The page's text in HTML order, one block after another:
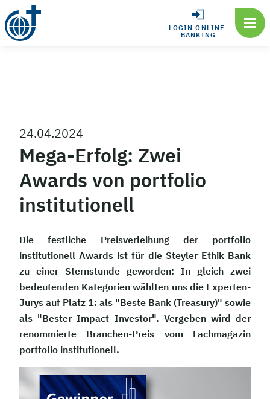
LOGIN ONLINE-
BANKING
24.04.2024
Mega-Erfolg: Zwei
Awards von portfolio
institutionell
Die festliche Preisverleihung der portfolio
institutionell Awards ist für die Steyler Ethik Bank
zu einer Sternstunde geworden: In gleich zwei
bedeutenden Kategorien wählten uns die Experten-
Jurys auf Platz 1: als "Beste Bank (Treasury)" sowie
als "Bester Impact Investor". Vergeben wird der
renommierte Branchen-Preis vom Fachmagazin
portfolio institutionell.